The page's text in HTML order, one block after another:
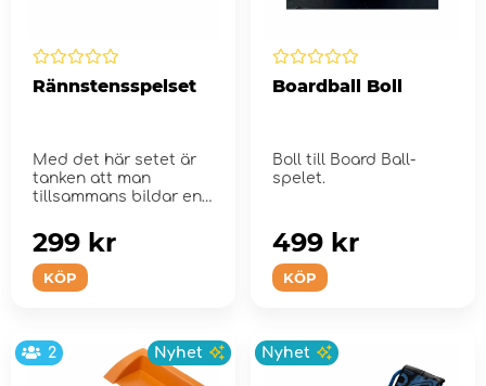
Rännstensspelset
Med det här setet är
tanken att man
tillsammans bildar en
KÖP
299 kr
Boardball Boll
Boll till Board Ball-
spelet.
KÖP
499 kr
2 Nyhet Nyhet